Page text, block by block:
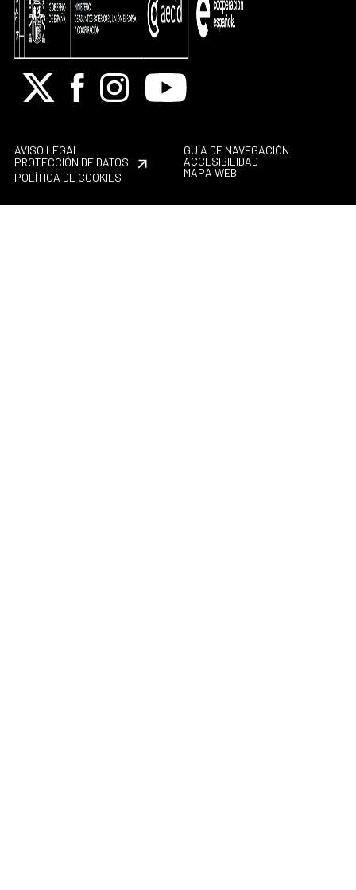
X FacebookInstagramYoutube
AVISO LEGAL
PROTECCIÓN DE DATOS
POLÍTICA DE COOKIES
GUÍA DE NAVEGACIÓN
ACCESIBILIDAD
MAPA WEB